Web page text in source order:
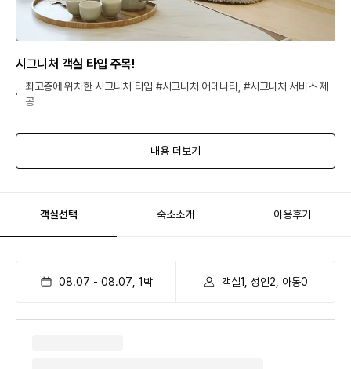
시그니처 객실 타입 주목!
최고층에 위치한 시그니처 타입 #시그니처 어메니티, #시그니처 서비스 제
공
내용 더보기
객실선택 숙소소개 이용후기
08.07 - 08.07 1 박 객실1, 성인2, 아동0